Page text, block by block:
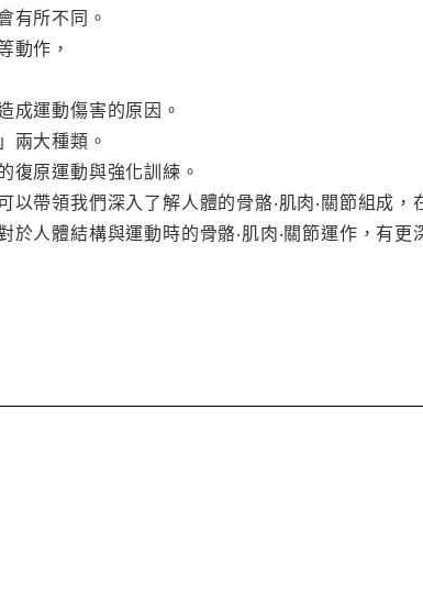
有所不同。
動作，
運動傷害的原因。
兩大種類。
復原運動與強化訓練。
帶領我們深入了解人體的骨骼‧肌肉‧關節組成，
人體結構與運動時的骨骼‧肌肉‧關節運作，有更